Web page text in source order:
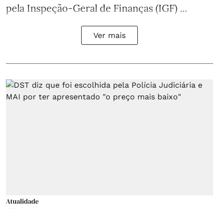
pela Inspeção-Geral de Finanças (IGF) ...
Ver mais
Atualidade